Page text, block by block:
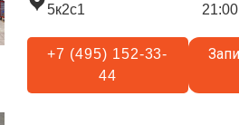
5к2с1
21:00
+7 (495) 152-33-
44